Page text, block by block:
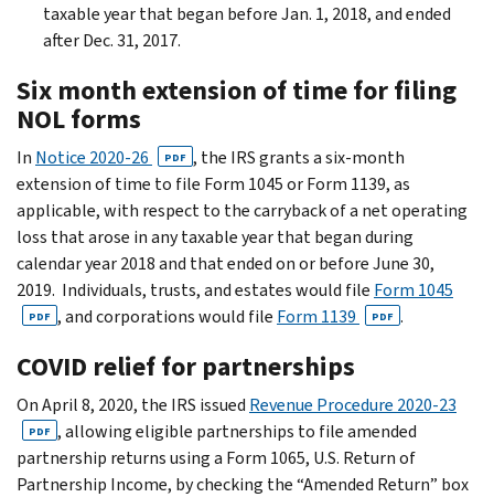
taxable year that began before Jan. 1, 2018, and ended
after Dec. 31, 2017.
Six month extension of time for filing
NOL forms
In Notice 2020-26 PDF , the IRS grants a six-month
extension of time to file Form 1045 or Form 1139, as
applicable, with respect to the carryback of a net operating
loss that arose in any taxable year that began during
calendar year 2018 and that ended on or before June 30,
2019. Individuals, trusts, and estates would file Form 1045
PDF , and corporations would file Form 1139 PDF .
COVID relief for partnerships
On April 8, 2020, the IRS issued Revenue Procedure 2020-23
PDF , allowing eligible partnerships to file amended
partnership returns using a Form 1065, U.S. Return of
Partnership Income, by checking the “Amended Return” box